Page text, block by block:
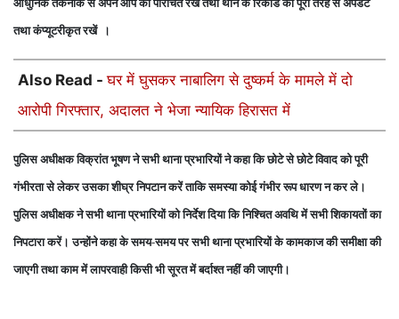
तथा कंप्यूटरीकृत रखें ।
Also Read -घर में घुसकर नाबालिग से दुष्कर्म के मामले में दो
आरोपी गिरफ्तार, अदालत ने भेजा न्यायिक हिरासत में
पुलिस अधीक्षक विक्रांत भूषण ने सभी थाना प्रभारियों ने कहा कि छोटे से छोटे विवाद को पूरी
गंभीरता से लेकर उसका शीघ्र निपटान करें ताकि समस्या कोई गंभीर रूप धारण न कर ले।
पुलिस अधीक्षक ने सभी थाना प्रभारियों को निर्देश दिया कि निश्चित अवथि में सभी शिकायतों का
निपटारा करें। उन्होंने कहा के समय-समय पर सभी थाना प्रभारियों के कामकाज की समीक्षा की
जाएगी तथा काम में लापरवाही किसी भी सूरत में बर्दाश्त नहीं की जाएगी।